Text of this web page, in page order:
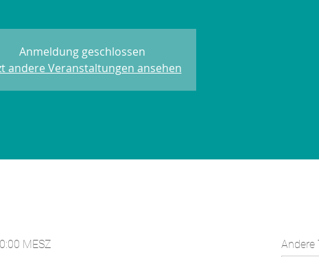
Anmeldung geschlossen
andere Veranstaltungen ansehen
MESZ
Andere